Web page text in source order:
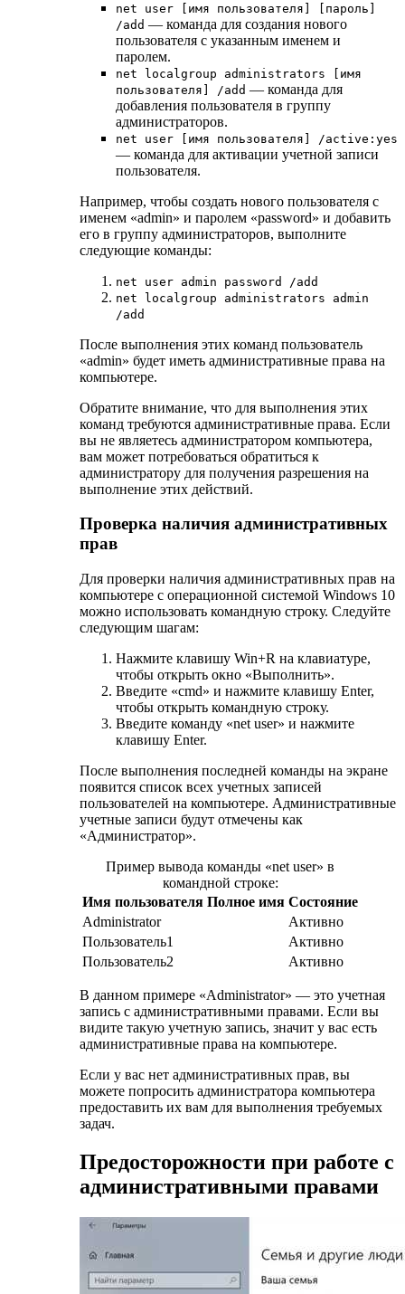
net user [имя пользователя] [пароль]
/add — команда для создания нового
пользователя с указанным именем и
паролем.
net localgroup administrators [имя
пользователя] /add — команда для
добавления пользователя в группу
администраторов.
net user [имя пользователя] /active:yes
— команда для активации учетной записи
пользователя.
Например, чтобы создать нового пользователя с
именем «admin» и паролем «password» и добавить
его в группу администраторов, выполните
следующие команды:
net user admin password /add
net localgroup administrators admin
/add
После выполнения этих команд пользователь
«admin» будет иметь административные права на
компьютере.
Обратите внимание, что для выполнения этих
команд требуются административные права. Если
вы не являетесь администратором компьютера,
вам может потребоваться обратиться к
администратору для получения разрешения на
выполнение этих действий.
Проверка наличия административных
прав
Для проверки наличия административных прав на
компьютере с операционной системой Windows 10
можно использовать командную строку. Следуйте
следующим шагам:
Нажмите клавишу Win+R на клавиатуре,
чтобы открыть окно «Выполнить».
Введите «cmd» и нажмите клавишу Enter,
чтобы открыть командную строку.
Введите команду «net user» и нажмите
клавишу Enter.
После выполнения последней команды на экране
появится список всех учетных записей
пользователей на компьютере. Административные
учетные записи будут отмечены как
«Администратор».
Пример вывода команды «net user» в
командной строке:
Имя пользователя Полное имя Состояние
Administrator
Активно
Пользователь1
Активно
Пользователь2
Активно
В данном примере «Administrator» — это учетная
запись с административными правами. Если вы
видите такую учетную запись, значит у вас есть
административные права на компьютере.
Если у вас нет административных прав, вы
можете попросить администратора компьютера
предоставить их вам для выполнения требуемых
задач.
Предосторожности при работе с
административными правами